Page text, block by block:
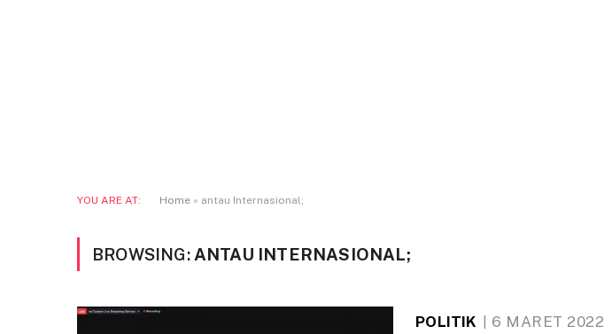
YOU ARE AT: Home » antau Internasional;
BROWSING: ANTAU INTERNASIONAL;
POLITIK 6 MARET 2022